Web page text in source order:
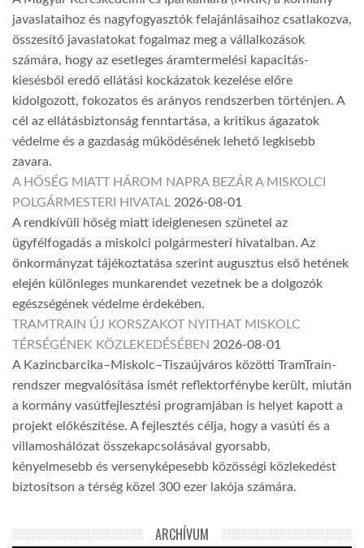
javaslataihoz és nagyfogyasztók felajánlásaihoz csatlakozva,
összesítő javaslatokat fogalmaz meg a vállalkozások
számára, hogy az esetleges áramtermelési kapacitás-
kiesésből eredő ellátási kockázatok kezelése előre
kidolgozott, fokozatos és arányos rendszerben történjen. A
cél az ellátásbiztonság fenntartása, a kritikus ágazatok
védelme és a gazdaság működésének lehető legkisebb
zavara.
A HŐSÉG MIATT HÁROM NAPRA BEZÁR A MISKOLCI
POLGÁRMESTERI HIVATAL 2026-08-01
A rendkívüli hőség miatt ideiglenesen szünetel az
ügyfélfogadás a miskolci polgármesteri hivatalban. Az
önkormányzat tájékoztatása szerint augusztus első hetének
elején különleges munkarendet vezetnek be a dolgozók
egészségének védelme érdekében.
TRAMTRAIN ÚJ KORSZAKOT NYITHAT MISKOLC
TÉRSÉGÉNEK KÖZLEKEDÉSÉBEN 2026-08-01
A Kazincbarcika–Miskolc–Tiszaújváros közötti TramTrain-
rendszer megvalósítása ismét reflektorfénybe került, miután
a kormány vasútfejlesztési programjában is helyet kapott a
projekt előkészítése. A fejlesztés célja, hogy a vasúti és a
villamoshálózat összekapcsolásával gyorsabb,
kényelmesebb és versenyképesebb közösségi közlekedést
biztosítson a térség közel 300 ezer lakója számára.
ARCHÍVUM